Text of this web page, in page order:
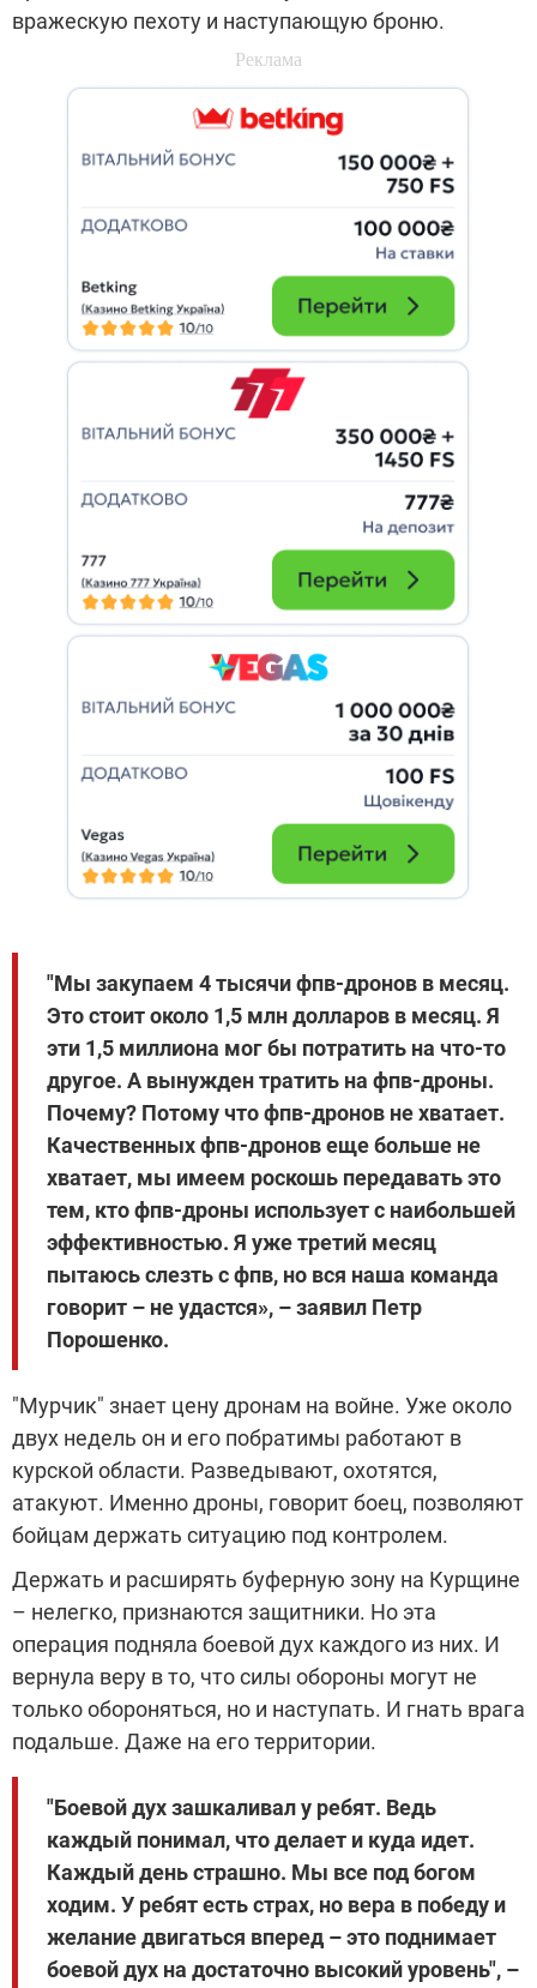
вражескую пехоту и наступающую броню.
"Мы закупаем 4 тысячи фпв-дронов в месяц.
Это стоит около 1,5 млн долларов в месяц. Я
эти 1,5 миллиона мог бы потратить на что-то
другое. А вынужден тратить на фпв-дроны.
Почему? Потому что фпв-дронов не хватает.
Качественных фпв-дронов еще больше не
хватает, мы имеем роскошь передавать это
тем, кто фпв-дроны использует с наибольшей
эффективностью. Я уже третий месяц
пытаюсь слезть с фпв, но вся наша команда
говорит – не удастся», – заявил Петр
Порошенко.
"Мурчик" знает цену дронам на войне. Уже около
двух недель он и его побратимы работают в
курской области. Разведывают, охотятся,
атакуют. Именно дроны, говорит боец, позволяют
бойцам держать ситуацию под контролем.
Держать и расширять буферную зону на Курщине
– нелегко, признаются защитники. Но эта
операция подняла боевой дух каждого из них. И
вернула веру в то, что силы обороны могут не
только обороняться, но и наступать. И гнать врага
подальше. Даже на его территории.
"Боевой дух зашкаливал у ребят. Ведь
каждый понимал, что делает и куда идет.
Каждый день страшно. Мы все под богом
ходим. У ребят есть страх, но вера в победу и
желание двигаться вперед – это поднимает
боевой дух на достаточно высокий уровень", –